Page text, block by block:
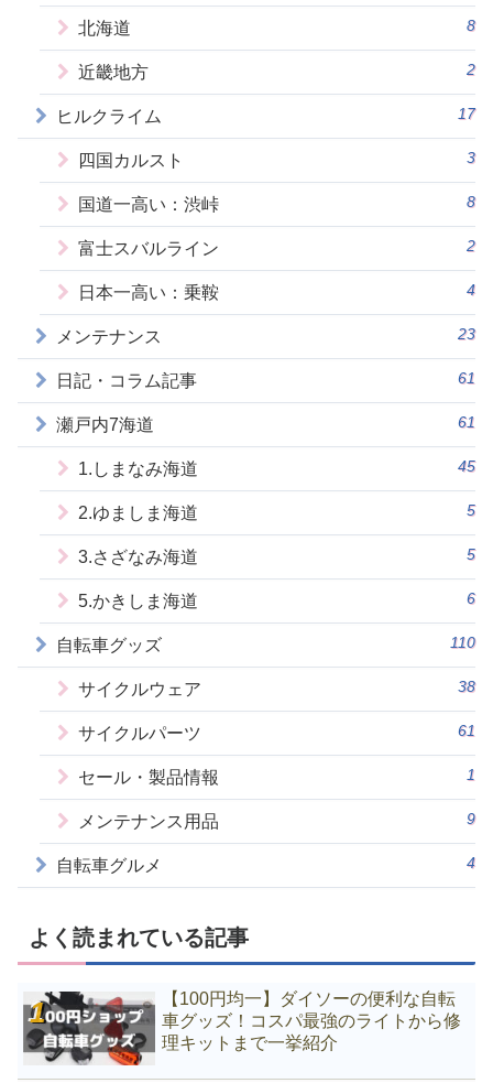
北海道 8
近畿地方 2
ヒルクライム 17
四国カルスト 3
国道一高い：渋峠 8
富士スバルライン 2
日本一高い：乗鞍 4
メンテナンス 23
日記・コラム記事 61
瀬戸内7海道 61
1.しまなみ海道 45
2.ゆましま海道 5
3.さざなみ海道 5
5.かきしま海道 6
自転車グッズ 110
サイクルウェア 38
サイクルパーツ 61
セール・製品情報 1
メンテナンス用品 9
自転車グルメ 4
よく読まれている記事
【100円均一】ダイソーの便利な自転
車グッズ！コスパ最強のライトから修
理キットまで一挙紹介